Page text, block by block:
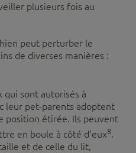
plusieurs fois au
peut perturber le
de diverses manières :
qui sont autorisés à
leur pet-parents adoptent
position étirée. Ils peuvent
en boule à côté d'eux8.
et de celle du lit,